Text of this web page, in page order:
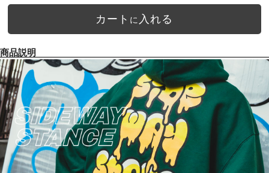
カート に 入れる
商品説明